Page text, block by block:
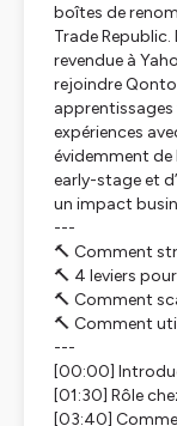
boîtes de
Trade
revendue à
rejoindre
apprentissages
expériences
évidemment de
early-stage et
un impact
---
🔨 Comment
🔨 4 leviers
🔨 Comment
🔨 Comment
---
[00:00]
[01:30] Rôle
[03:40]